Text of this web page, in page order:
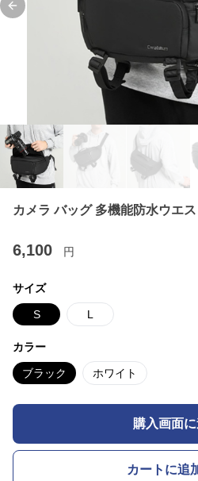
Previous slide
カメラ バッグ 多機能防水ウエ
6,100 円
サイズ
S L
カラー
ブラック ホワイト
購入画面
カートに追